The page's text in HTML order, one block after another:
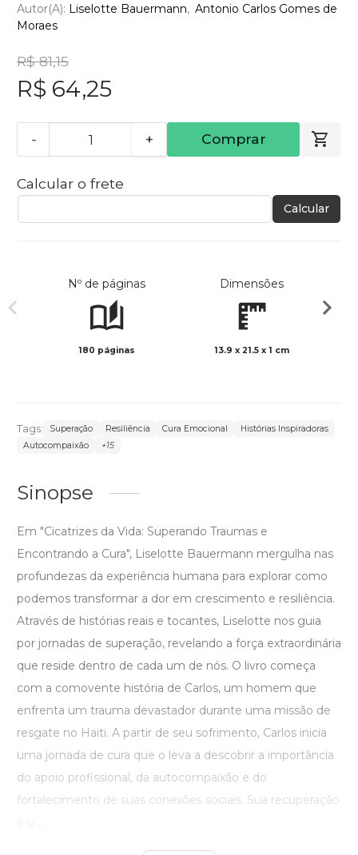
Autor(a): Liselotte Bauermann
Antonio Carlos Gomes de
Moraes
R$ 81,15
R$ 64,25
- + Comprar
Calcular o frete
Calcular
Nº de páginas
180 páginas
Dimensões
13.9 x 21.5 x 1 cm
Tags: Superação Resiliência Cura Emocional
Histórias Inspiradoras
Autocompaixão
+15
Sinopse
Em "Cicatrizes da Vida: Superando Traumas e
Encontrando a Cura", Liselotte Bauermann mergulha nas
profundezas da experiência humana para explorar como
podemos transformar a dor em crescimento e resiliência.
Através de histórias reais e tocantes, Liselotte nos guia
por jornadas de superação, revelando a força extraordinária
que reside dentro de cada um de nós. O livro começa
com a comovente história de Carlos, um homem que
enfrenta um trauma devastador durante uma missão de
resgate no Haiti. A partir de seu sofrimento, Carlos inicia
uma jornada de cura que o leva a descobrir a importância
do apoio profissional, da autocompaixão e do
fortalecimento de suas conexões sociais. Sua recuperação